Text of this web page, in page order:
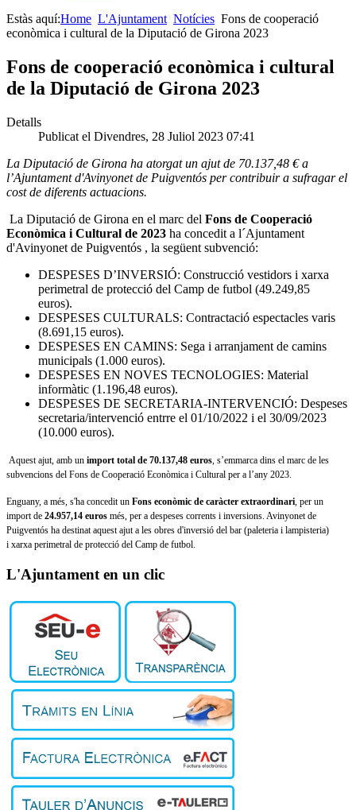
Estàs aquí:Home L'Ajuntament Notícies Fons de cooperació
econòmica i cultural de la Diputació de Girona 2023
Fons de cooperació econòmica i cultural
de la Diputació de Girona 2023
Detalls
Publicat el Divendres, 28 Juliol 2023 07:41
La Diputació de Girona ha atorgat un ajut de 70.137,48 € a
l’Ajuntament d'Avinyonet de Puigventós per contribuir a sufragar el
cost de diferents actuacions.
La Diputació de Girona en el marc del Fons de Cooperació
Econòmica i Cultural de 2023 ha concedit a l´Ajuntament
d'Avinyonet de Puigventós , la següent subvenció:
DESPESES D’INVERSIÓ: Construcció vestidors i xarxa
perimetral de protecció del Camp de futbol (49.249,85
euros).
DESPESES CULTURALS: Contractació espectacles varis
(8.691,15 euros).
DESPESES EN CAMINS: Sega i arranjament de camins
municipals (1.000 euros).
DESPESES EN NOVES TECNOLOGIES: Material
informàtic (1.196,48 euros).
DESPESES DE SECRETARIA-INTERVENCIÓ: Despeses
secretaria/intervenció entrre el 01/10/2022 i el 30/09/2023
(10.000 euros).
Aquest ajut, amb un import total de 70.137,48 euros, s’emmarca dins el marc de les
subvencions del Fons de Cooperació Econòmica i Cultural per a l’any 2023.
Enguany, a més, s'ha concedit un Fons econòmic de caràcter extraordinari, per un
import de 24.957,14 euros més, per a despeses corrents i inversions. Avinyonet de
Puigventós ha destinat aquest ajut a les obres d'inversió del bar (paleteria i lampisteria)
i xarxa perimetral de protecció del Camp de futbol.
L'Ajuntament en un clic